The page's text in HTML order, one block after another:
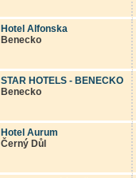
Hotel Alfonska
Benecko
STAR HOTELS - BENECKO
Benecko
Hotel Aurum
Černý Důl